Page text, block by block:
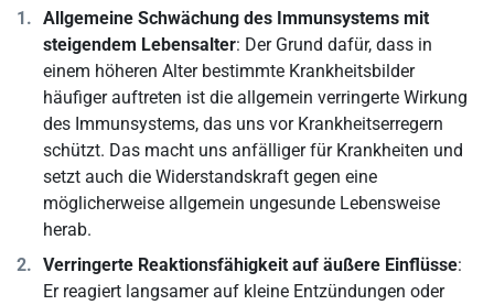
Allgemeine Schwächung des Immunsystems mit
steigendem Lebensalter: Der Grund dafür, dass in
einem höheren Alter bestimmte Krankheitsbilder
häufiger auftreten ist die allgemein verringerte Wirkung
des Immunsystems, das uns vor Krankheitserregern
schützt. Das macht uns anfälliger für Krankheiten und
setzt auch die Widerstandskraft gegen eine
möglicherweise allgemein ungesunde Lebensweise
herab.
Verringerte Reaktionsfähigkeit auf äußere Einflüsse:
Er reagiert langsamer auf kleine Entzündungen oder